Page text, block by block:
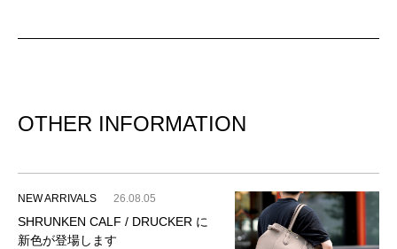
OTHER INFORMATION
NEW ARRIVALS 26.08.05
SHRUNKEN CALF / DRUCKER に
新色が登場します